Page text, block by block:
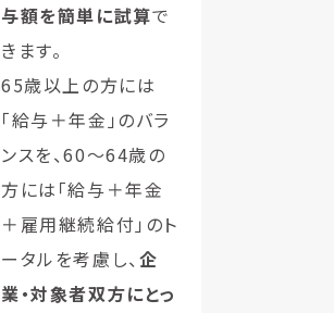
与額を簡単に試算で
きます。
65歳以上の方には
「給与＋年金」のバラ
ンスを、60〜64歳の
方には「給与＋年金
＋雇用継続給付」のト
ータルを考慮し、 企
業・対象者双方にとっ